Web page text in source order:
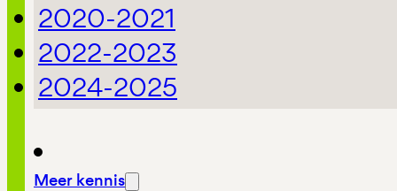
2020-2021
2022-2023
2024-2025
Meer kennis